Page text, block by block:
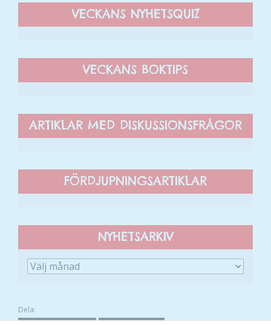
VECKANS NYHETSQUIZ
VECKANS BOKTIPS
ARTIKLAR MED DISKUSSIONSFRÅGOR
FÖRDJUPNINGSARTIKLAR
NYHETSARKIV
Dela: